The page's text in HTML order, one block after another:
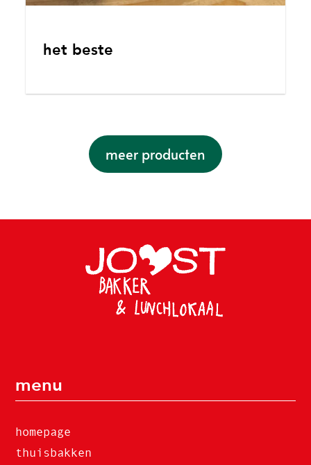
het beste
meer producten
menu
homepage
thuisbakken